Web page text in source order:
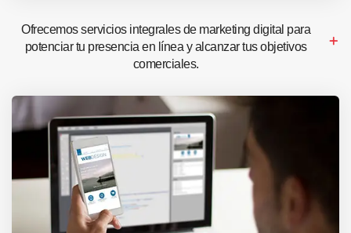
Ofrecemos servicios integrales de marketing digital para
potenciar tu presencia en línea y alcanzar tus objetivos
comerciales.